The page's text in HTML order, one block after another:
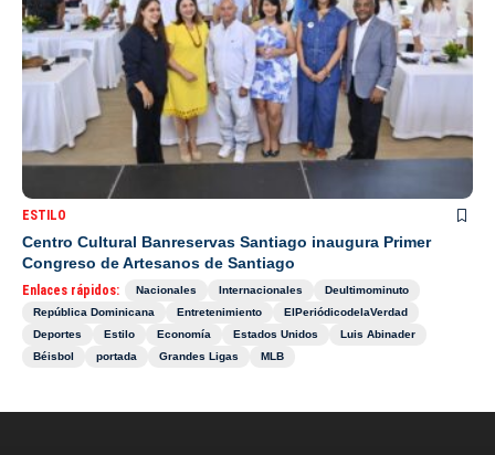
ESTILO
Centro Cultural Banreservas Santiago inaugura Primer
Congreso de Artesanos de Santiago
Enlaces rápidos: Nacionales Internacionales
Deultimominuto
República Dominicana
Entretenimiento
ElPeriódicodelaVerdad
Deportes
Estilo Economía Estados Unidos
Luis Abinader
Béisbol
portada Grandes Ligas MLB